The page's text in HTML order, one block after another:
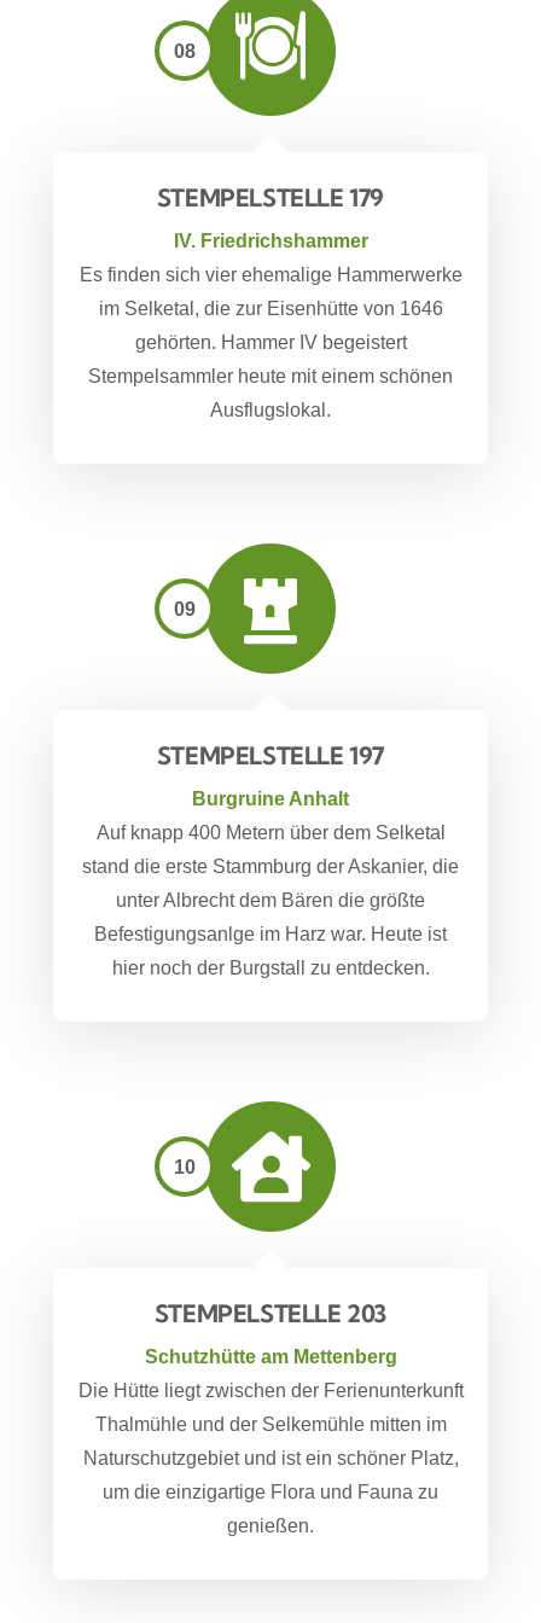
08
STEMPELSTELLE 179
IV. Friedrichshammer
Es finden sich vier ehemalige Hammerwerke
im Selketal, die zur Eisenhütte von 1646
gehörten. Hammer IV begeistert
Stempelsammler heute mit einem schönen
Ausflugslokal.
09
STEMPELSTELLE 197
Burgruine Anhalt
Auf knapp 400 Metern über dem Selketal
stand die erste Stammburg der Askanier, die
unter Albrecht dem Bären die größte
Befestigungsanlge im Harz war. Heute ist
hier noch der Burgstall zu entdecken.
10
STEMPELSTELLE 203
Schutzhütte am Mettenberg
Die Hütte liegt zwischen der Ferienunterkunft
Thalmühle und der Selkemühle mitten im
Naturschutzgebiet und ist ein schöner Platz,
um die einzigartige Flora und Fauna zu
genießen.